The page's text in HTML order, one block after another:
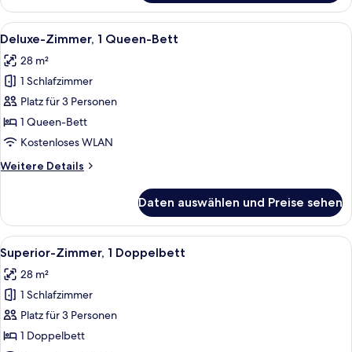
Suite,
1 King-
Bett
Alle
Fotos
für
Deluxe-
Zimmer,
1
Queen-
anzeigen
Ein Hotelzimmer mit einem großen
10
Deluxe-Zimmer, 1 Queen-Bett
28 m²
1 Schlafzimmer
Platz für 3 Personen
1 Queen-Bett
Kostenloses WLAN
Weitere Details
Weitere
Zimmer,
Queen-
Bett
Daten auswählen und Preise sehen
Alle
Fotos
für
Superior-
Zimmer,
1
Ein Hotelzimmer mit einem großen
8
Superior-Zimmer, 1 Doppelbett
28 m²
1 Schlafzimmer
Platz für 3 Personen
1 Doppelbett